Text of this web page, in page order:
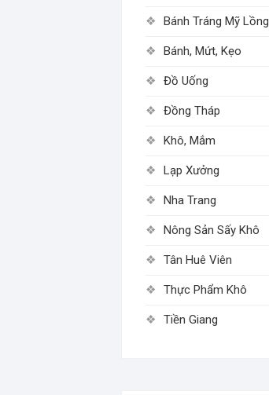
Bánh Tráng Mỹ Lồng
Bánh, Mứt, Kẹo
Đồ Uống
Đồng Tháp
Khô, Mắm
Lạp Xưởng
Nha Trang
Nông Sản Sấy Khô
Tân Huê Viên
Thực Phẩm Khô
Tiền Giang